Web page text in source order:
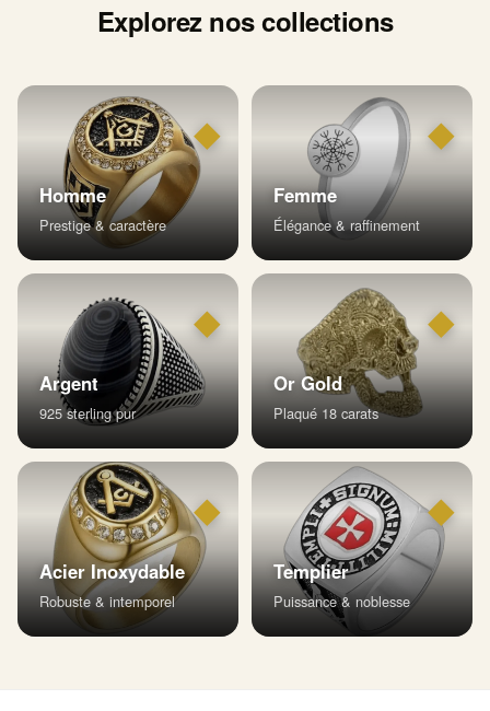
Explorez nos collections
◆
Homme
Prestige & caractère
◆
Femme
Élégance & raffinement
◆
Argent
925 sterling pur
◆
Or Gold
Plaqué 18 carats
◆
Acier Inoxydable
Robuste & intemporel
◆
Templier
Puissance & noblesse